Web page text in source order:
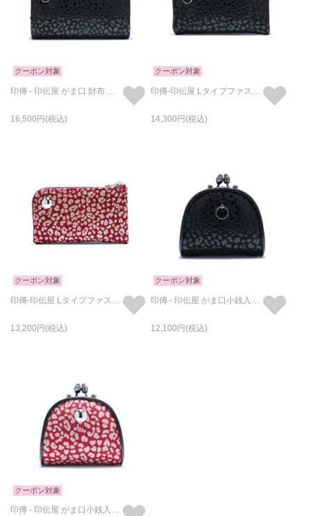
クーポン対象
印傳 - 印伝屋 がま口 財布 レオパード柄
16,500
クーポン対象
印傳-印伝屋 Lタイプファスナーコインケース /小銭入れ・ミニ財布
14,300
クーポン対象
印傳-印伝屋 Lタイプファスナーコインケース RED×WHITE /小銭入れ・ミニ財布
13,200
クーポン対象
印傳 - 印伝屋 がま口小銭入れ/コインケース レオパード柄
12,100
クーポン対象
印傳 - 印伝屋 がま口小銭入れ/コインケース RED×WHITE レオパード柄